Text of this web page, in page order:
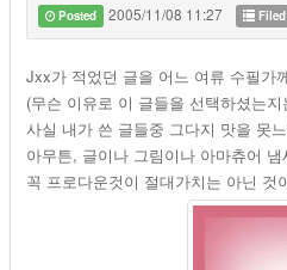
Posted 2005/11/08 11:27 Filed
Jxx가 적었던 글을 어느 여류 수필가
(무슨 이유로 이 글들을 선택하셨는
사실 내가 쓴 글들중 그다지 맛을 못
아무튼, 글이나 그림이나 아마츄어
꼭 프로다운것이 절대가치는 아닌 것